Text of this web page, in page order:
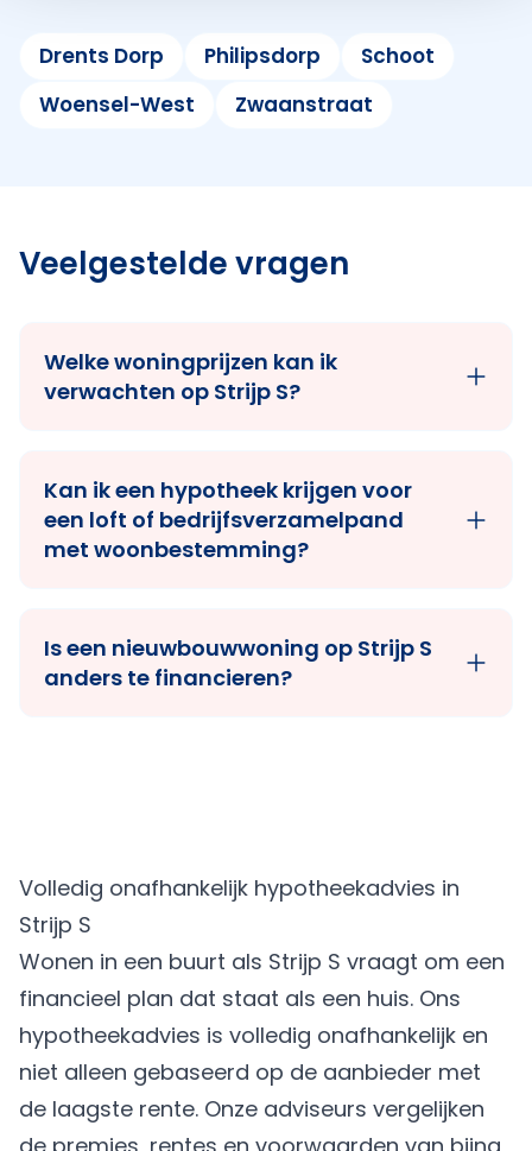
Drents Dorp Philipsdorp
Schoot
Woensel-West
Zwaanstraat
Veelgestelde vragen
Welke woningprijzen kan ik
verwachten op Strijp S?
Kan ik een hypotheek krijgen voor
een loft of bedrijfsverzamelpand
met woonbestemming?
Is een nieuwbouwwoning op Strijp S
anders te financieren?
Volledig onafhankelijk hypotheekadvies in
Strijp S
Wonen in een buurt als Strijp S vraagt om een
financieel plan dat staat als een huis. Ons
hypotheekadvies is volledig onafhankelijk en
niet alleen gebaseerd op de aanbieder met
de laagste rente. Onze adviseurs vergelijken